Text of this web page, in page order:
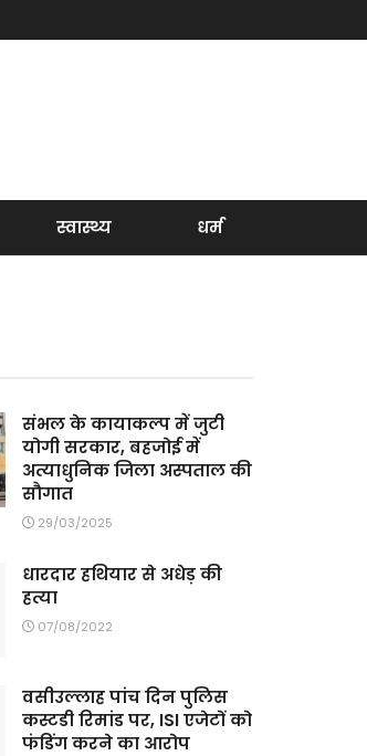
स्वास्थ्य धर्म
संभल के कायाकल्प में जुटी
योगी सरकार, बहजोई में
अत्याधुनिक जिला अस्पताल की
सौगात
29/03/2025
धारदार हथियार से अधेड़ की
हत्या
07/08/2022
वसीउल्लाह पांच दिन पुलिस
कस्टडी रिमांड पर, ISI एजेटों को
फंडिंग करने का आरोप